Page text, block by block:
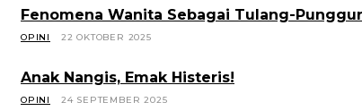
Fenomena Wanita Sebagai Tulang-
OPINI 22 OKTOBER 2025
Anak Nangis, Emak Histeris!
OPINI 24 SEPTEMBER 2025